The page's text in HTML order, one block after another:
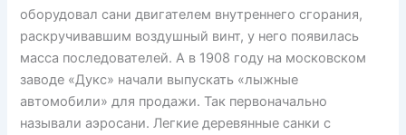
оборудовал сани двигателем внутреннего сгорания,
раскручивавшим воздушный винт, у него появилась
масса последователей. А в 1908 году на московском
заводе «Дукс» начали выпускать «лыжные
автомобили» для продажи. Так первоначально
называли аэросани. Легкие деревянные санки с